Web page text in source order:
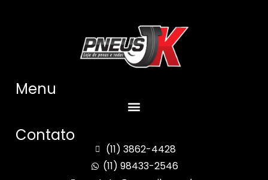
Menu
Contato
(11) 3862-4428
(11) 98433-2546